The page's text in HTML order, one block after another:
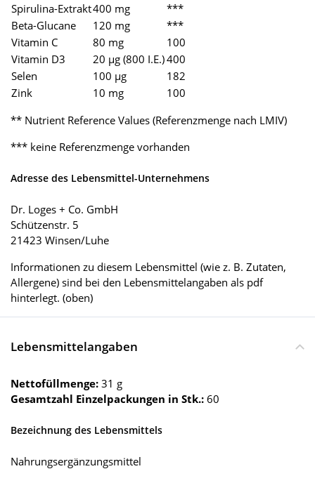
Spirulina-Extrakt400 mg
***
Beta-Glucane
120 mg
***
Vitamin C
80 mg
100
Vitamin D3
20 µg (800 I.E.)400
Selen
100 µg
182
Zink
10 mg
100
** Nutrient Reference Values (Referenzmenge nach LMIV)
*** keine Referenzmenge vorhanden
Adresse des Lebensmittel-Unternehmens
Dr. Loges + Co. GmbH
Schützenstr. 5
21423 Winsen/Luhe
Informationen zu diesem Lebensmittel (wie z. B. Zutaten,
Allergene) sind bei den Lebensmittelangaben als pdf
hinterlegt. (oben)
Lebensmittelangaben
Nettofüllmenge: 31 g
Gesamtzahl Einzelpackungen in Stk.: 60
Bezeichnung des Lebensmittels
Nahrungsergänzungsmittel